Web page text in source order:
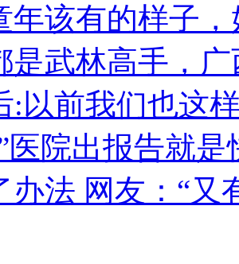
年该有的样子
是武林高手，
:以前我们也这
医院出报告就
办法 网友：“又